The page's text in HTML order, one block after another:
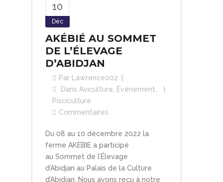
10
Déc
AKÉBIÉ AU SOMMET
DE L’ÉLEVAGE
D’ABIDJAN
Par
Lawrence002
Dans Aviculture Événement
Pisciculture
Commentaires
Du 08 au 10 décembre 2022 la
ferme AKEBIE a participé
au Sommet de l’Élevage
d’Abidjan au Palais de la Culture
d’Abidjan. Nous avons reçu à notre